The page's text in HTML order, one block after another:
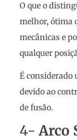
O que o
melhor, ótima
mecânicas e
qualquer
É considerado
devido ao
de fusão.
4-Arco